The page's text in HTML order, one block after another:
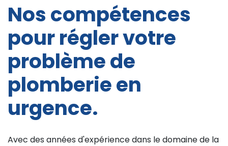
Nos compétences
pour régler votre
problème de
plomberie en
urgence.
Avec des années d'expérience dans le domaine de la